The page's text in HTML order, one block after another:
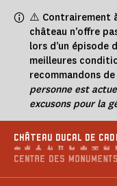
⚠️ Contrairement
château n’offre
lors d’un épisode
meilleures
recommandons
personne est
excusons pour la
CHÂTEAU DUCAL DE